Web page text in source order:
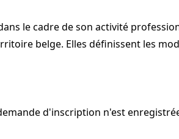
le cadre de son activité
belge. Elles définissent les
d'inscription n'est